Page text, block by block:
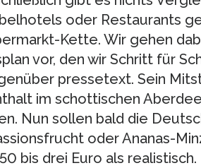
oder Restaurants
Kette. Wir gehen
vor, den wir Schritt für
pressetext. Sein
im schottischen
Nun sollen bald die
oder Ananas-
bis drei Euro als